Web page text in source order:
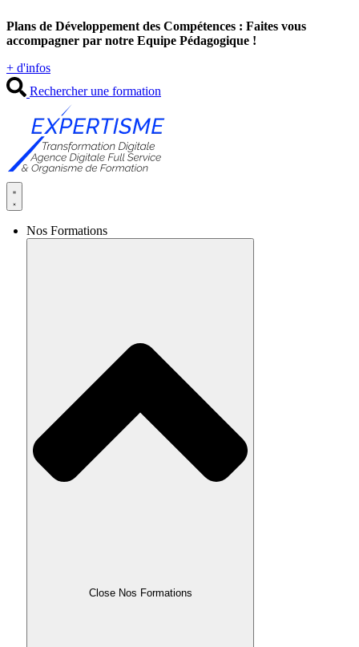
au
contenu
Plans de Développement des Compétences : Faites vous
accompagner par notre Equipe Pédagogique !
+ d'infos
Rechercher une formation
Nos Formations
Close Nos Formations